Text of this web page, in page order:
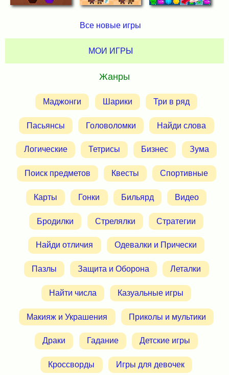
Все новые игры
МОИ ИГРЫ
Жанры
Маджонги Шарики Три в ряд
Пасьянсы Головоломки Найди слова
Логические Тетрисы Бизнес Зума
Поиск предметов Квесты Спортивные
Карты Гонки Бильярд Видео
Бродилки Стрелялки Стратегии
Найди отличия Одевалки и Прически
Пазлы Защита и Оборона Леталки
Найти числа Казуальные игры
Макияж и Украшения Приколы и мультики
Драки Гадание Детские игры
Кроссворды Игры для девочек